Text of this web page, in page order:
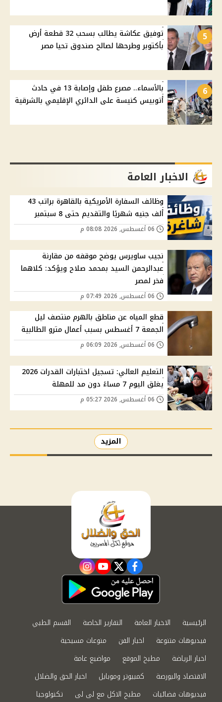
5
توفيق عكاشة يطالب بسحب 32 قطعة أرض
بأكتوبر وطرحها لصالح صندوق تحيا مصر
6
بالأسماء.. مصرع طفل وإصابة 13 في حادث
أتوبيس كنيسة على الدائري الإقليمي بالشرقية
الاخبار العامة
وظائف السفارة الأمريكية بالقاهرة براتب 43
ألف جنيه شهريًا والتقديم حتى 8 سبتمبر
نجيب ساويرس يوضح موقفه من مقارنة
عبدالرحمن السيد بمحمد صلاح ويؤكد: كلاهما
فخر لمصر
قطع المياه عن مناطق بالهرم منتصف ليل
الجمعة 7 أغسطس بسبب أعمال مترو الطالبية
التعليم العالي: تسجيل اختبارات القدرات 2026
يغلق اليوم 7 مساءً دون مد للمهلة
المزيد
facebook
twitter
youtube
instagram
الرئيسية الاخبار العامة التقارير الخاصة
القسم الطبي
فيديوهات متنوعة
اخبار الفن
منوعات مسيحية
اخبار الرياضة
مطبخ الموقع
مواضيع عامة
الاقتصاد والبورصة
كمبيوتر وموبايل
اخبار الحق والضلال
فيديوهات فضائيات
مطبخ الاكل مع لى لى تكنولوجيا